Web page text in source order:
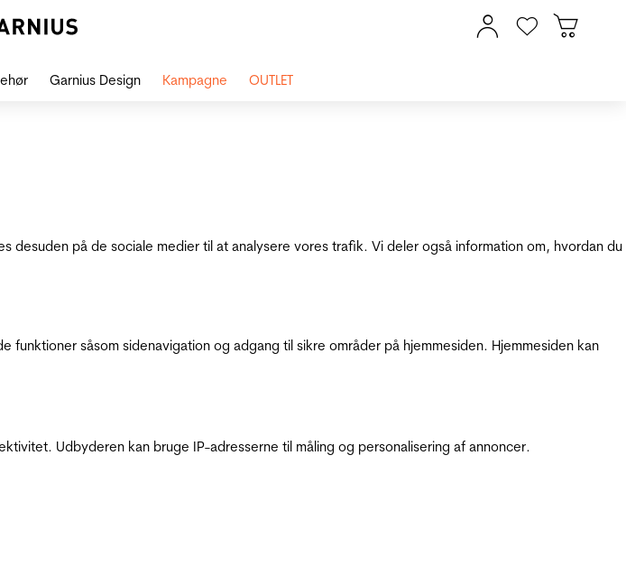
på de sociale medier til at analysere vores trafik. Vi deler også information om, hvordan du
såsom sidenavigation og adgang til sikre områder på hjemmesiden. Hjemmesiden kan
Udbyderen kan bruge IP-adresserne til måling og personalisering af annoncer.
Garnius Design Kampagne OUTLET